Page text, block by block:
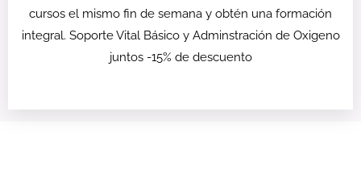
cursos el mismo fin de semana y obtén una formación
integral. Soporte Vital Básico y Adminstración de Oxigeno
juntos -15% de descuento